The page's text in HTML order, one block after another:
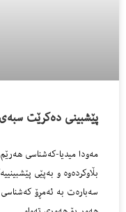
پێشبینی دەكرێت سبەی
مەودا میدیا-كەشناسی
بڵاوكردەوە و بەپێی
سەبارەت بە ئەمڕۆ